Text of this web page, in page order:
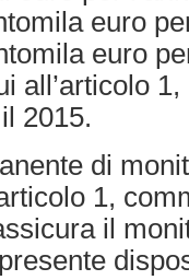
euro
euro
all’articolo
2015.
di
1,
il